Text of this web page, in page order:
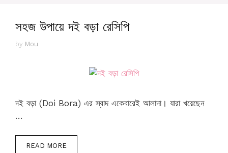
সহজ উপায়ে দই বড়া রেসিপি
by Mou
দই বড়া (Doi Bora) এর স্বাদ একেবারেই আলাদা। যারা খয়েছেন
…
READ MORE